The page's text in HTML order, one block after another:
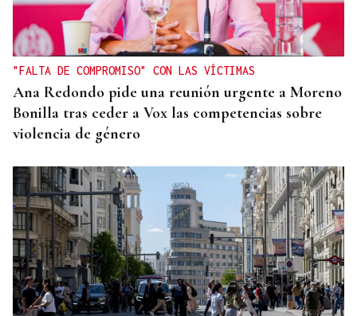
"FALTA DE COMPROMISO" CON LAS VÍCTIMAS
Ana Redondo pide una reunión urgente a Moreno
Bonilla tras ceder a Vox las competencias sobre
violencia de género